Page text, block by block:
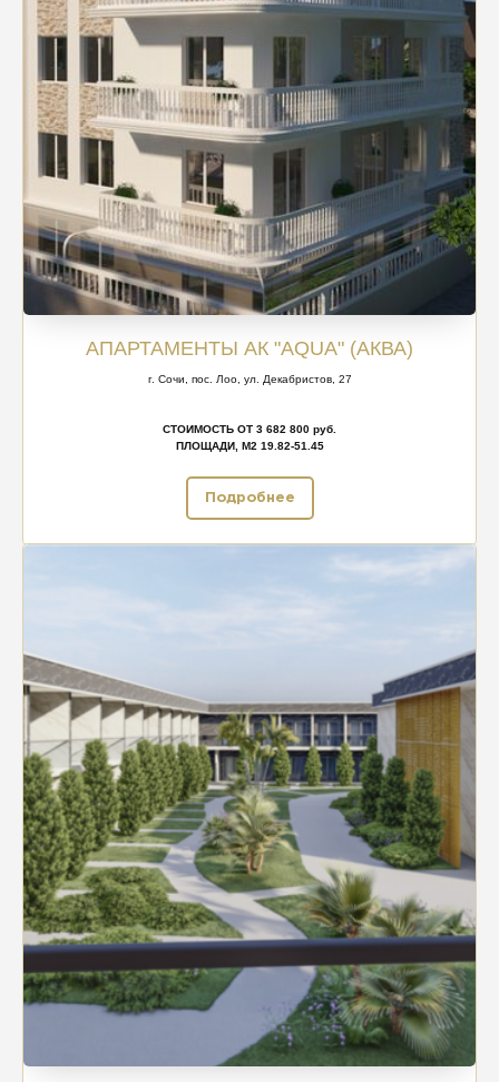
АПАРТАМЕНТЫ АК "AQUA" (АКВА)
г. Сочи, пос. Лоо, ул. Декабристов, 27
СТОИМОСТЬ ОТ 3 682 800 руб.
ПЛОЩАДИ, М2 19.82-51.45
Подробнее